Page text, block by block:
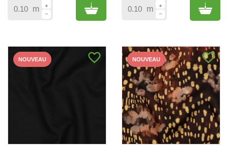
m Add to cart m Add
favorite_border
NOUVEAU favorite_border
NOUVEAU